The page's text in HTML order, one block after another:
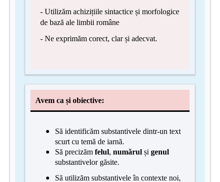
- Utilizăm achizițiile sintactice și morfologice
de bază ale limbii române
- Ne exprimăm corect, clar și adecvat.
Avem ca și obiective:
Să identificăm substantivele dintr-un text
scurt cu temă de iarnă.
Să precizăm felul, numărul și genul
substantivelor găsite.
Să utilizăm substantivele în contexte noi,